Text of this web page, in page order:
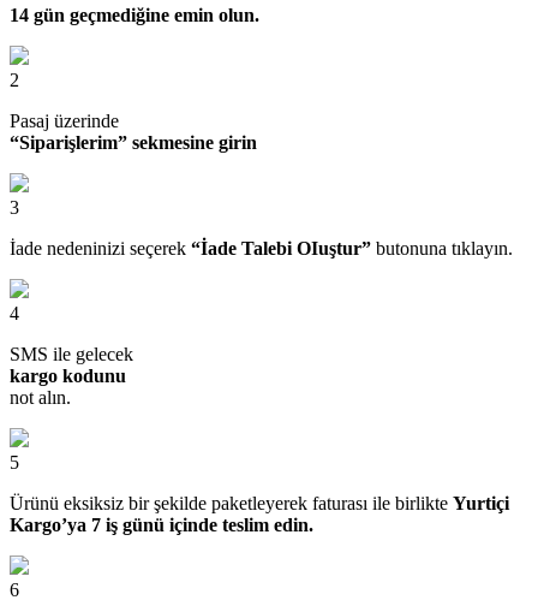
14 gün geçmediğine emin olun.
2
Pasaj üzerinde
“Siparişlerim” sekmesine girin
3
İade nedeninizi seçerek “İade Talebi OIuştur” butonuna tıklayın.
4
SMS ile gelecek
kargo kodunu
not alın.
5
Ürünü eksiksiz bir şekilde paketleyerek faturası ile birlikte Yurtiçi
Kargo’ya 7 iş günü içinde teslim edin.
6